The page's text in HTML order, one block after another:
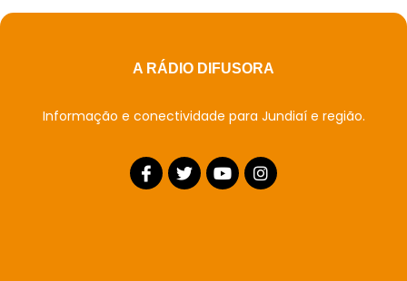
A RÁDIO DIFUSORA
Informação e conectividade para Jundiaí e região.